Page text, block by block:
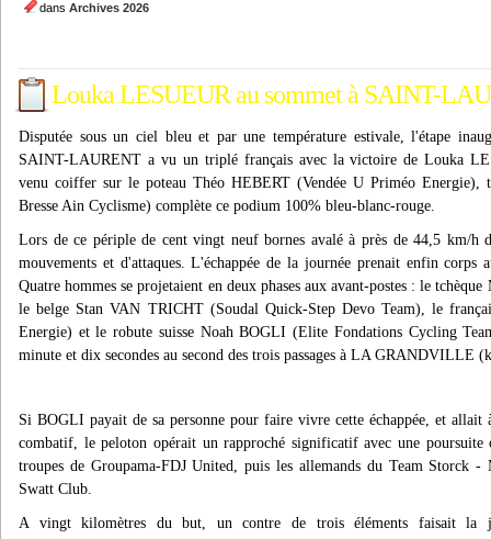
dans Archives 2026
Louka LESUEUR au sommet à SAINT-
Disputée sous un ciel bleu et par une température estivale, l'étape
SAINT-LAURENT a vu un triplé français avec la victoire de Louka
venu coiffer sur le poteau Théo HEBERT (Vendée U Priméo Energie),
Bresse Ain Cyclisme) complète ce podium 100% bleu-blanc-rouge.
Lors de ce périple de cent vingt neuf bornes avalé à près de 44,5 km/h
mouvements et d'attaques. L'échappée de la journée prenait enfin
Quatre hommes se projetaient en deux phases aux avant-postes : le
le belge Stan VAN TRICHT (Soudal Quick-Step Devo Team), le
Energie) et le robute suisse Noah BOGLI (Elite Fondations Cycling
minute et dix secondes au second des trois passages à LA GRANDVILLE
Si BOGLI payait de sa personne pour faire vivre cette échappée, et
combatif, le peloton opérait un rapproché significatif avec une poursuite
troupes de Groupama-FDJ United, puis les allemands du Team Storck
Swatt Club.
A vingt kilomètres du but, un contre de trois éléments faisait la